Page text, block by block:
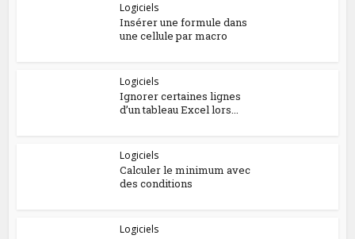
Logiciels
Insérer une formule dans
une cellule par macro
Logiciels
Ignorer certaines lignes
d’un tableau Excel lors...
Logiciels
Calculer le minimum avec
des conditions
Logiciels